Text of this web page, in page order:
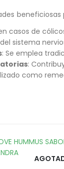
beneficiosas
casos de
sistema
: Se emplea
:
como